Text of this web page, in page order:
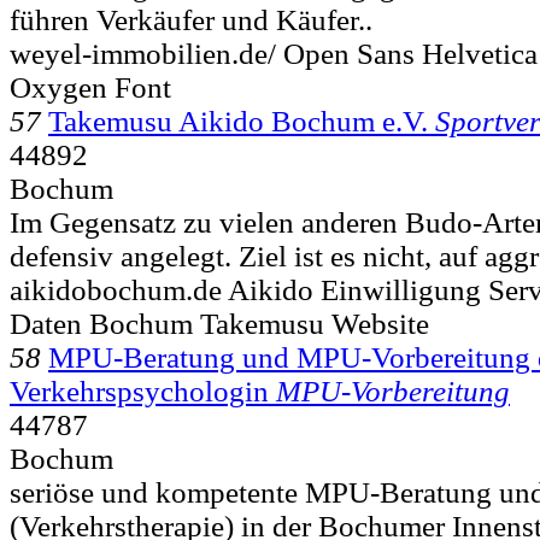
führen Verkäufer und Käufer..
weyel-immobilien.de/ Open Sans
Oxygen Font
57 Takemusu Aikido Bochum e.V.
44892
Bochum
Im Gegensatz zu vielen anderen Budo-
defensiv angelegt. Ziel ist es nicht, auf
aikidobochum.de Aikido Einwilligung
Daten Bochum Takemusu Website
58 MPU-Beratung und MPU-Vorbereitung
Verkehrspsychologin MPU-Vorbereitung
44787
Bochum
seriöse und kompetente MPU-Beratung
(Verkehrstherapie) in der Bochumer